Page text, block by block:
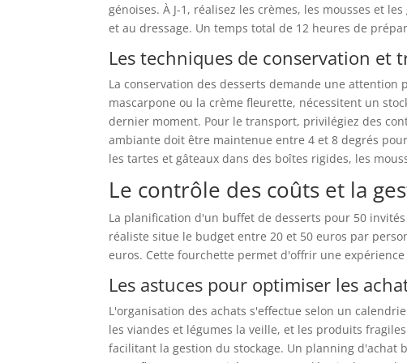
génoises. À J-1, réalisez les crèmes, les mousses et
et au dressage. Un temps total de 12 heures de
Les techniques de conservation et
La conservation des desserts demande une
mascarpone ou la crème fleurette, nécessitent un
dernier moment. Pour le transport, privilégiez des
ambiante doit être maintenue entre 4 et 8 degrés
les tartes et gâteaux dans des boîtes rigides, les
Le contrôle des coûts et la
La planification d'un buffet de desserts pour 50
réaliste situe le budget entre 20 et 50 euros par
euros. Cette fourchette permet d'offrir une
Les astuces pour optimiser les
L'organisation des achats s'effectue selon un
les viandes et légumes la veille, et les produits
facilitant la gestion du stockage. Un planning d'achat